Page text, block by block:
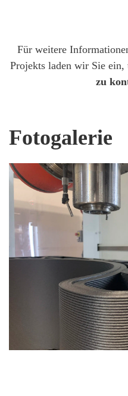
Für weitere
Projekts laden wir Sie ein,
zu
Fotogalerie